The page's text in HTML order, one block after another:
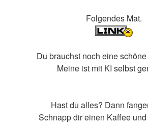
Folgendes Mat.
Du brauchst noch eine
Meine ist mit KI selbst
Hast du alles? Dann
Schnapp dir einen Kaffee